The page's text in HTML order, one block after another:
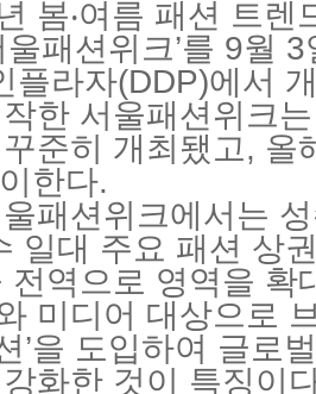
봄‧여름 패션 트렌
울패션위크’를 9월
플라자(DDP)에서
한 서울패션위크
준히 개최됐고, 올
한다.
패션위크에서는
일대 주요 패션 상
전역으로 영역을 확
미디어 대상으로
’을 도입하여 글로
화한 것이 특징이